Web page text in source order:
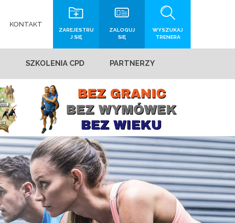
KONTAKT
WYSZUKAJ
TRENERA
ZALOGUJ
SIĘ
ZAREJESTRU
J SIĘ
SZKOLENIA CPD PARTNERZY